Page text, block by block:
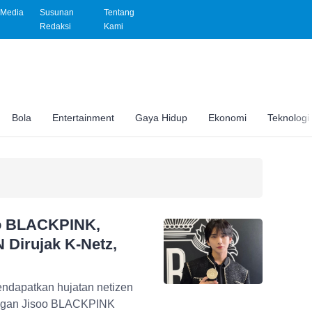
Susunan
Redaksi
Tentang
Kami
Bola Entertainment Gaya Hidup Ekonomi Teknologi
Dirujak K-Netz,
hujatan netizen
Jisoo BLACKPINK